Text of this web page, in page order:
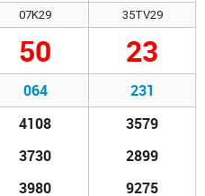
07K29 35TV29
50 23
064 231
4108
3730
3980
3579
2899
9275